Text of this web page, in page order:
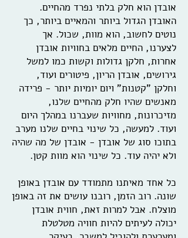
אובדן הוא חלק בלתי נפרד מהחיים.
האובדן הגדול ביותר והמאיים ביותר, כך
נוטים לחשוב, הוא מוות, שכול. אך
לצערנו, החיים מלאים בחוויות אובדן
אחרות, חלקן גדולות וקשות כמו למשל
גירושים, אובדן הריון, פיטורים ועוד,
וחלקן "קטנות" ויום יומיות יותר - פרידה
מאנשים שהיו חלק מהחיים שלנו,
מזיכרונות, מחוויות שעברנו במהלך היום
ועוד. למעשה, כל שינוי בחיים שלנו מערב
בתוכו סוג של אובדן - אובדן של מה שהיה
ולא יהיה עוד. כל שינוי הוא מוות קטן.
כל אחד מאיתנו מתמודד עם אובדן באופן
שונה. רוב הזמן, רובנו עושים את זה באופן
מוצלח. אבל למרות זאת, חווית אובדן
יכולה לעיתים להיות חוויה מטלטלת